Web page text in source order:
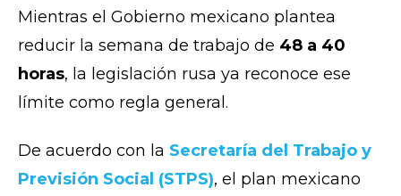
Mientras el Gobierno mexicano plantea
reducir la semana de trabajo de 48 a 40
horas, la legislación rusa ya reconoce ese
límite como regla general.
De acuerdo con la Secretaría del Trabajo y
Previsión Social (STPS), el plan mexicano